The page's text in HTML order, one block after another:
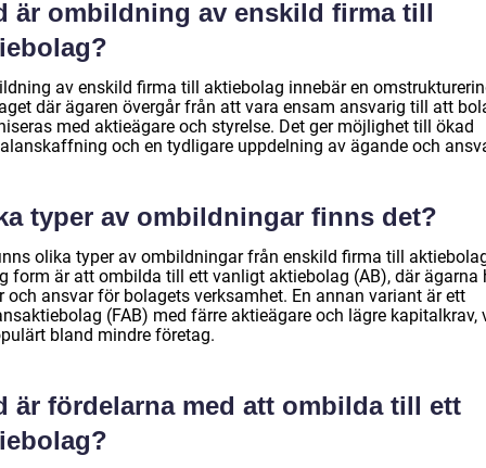
är ombildning av enskild firma till
av enskild firma till aktiebolag innebär en
där ägaren övergår från att vara ensam ansvarig till att
med aktieägare och styrelse. Det ger möjlighet till ökad
och en tydligare uppdelning av ägande och
typer av ombildningar finns det?
olika typer av ombildningar från enskild firma till
form är att ombilda till ett vanligt aktiebolag (AB), där ägarna
och ansvar för bolagets verksamhet. En annan variant är ett
(FAB) med färre aktieägare och lägre kapitalkrav,
bland mindre företag.
är fördelarna med att ombilda till ett